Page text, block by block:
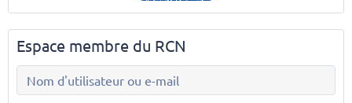
Espace membre du RCN